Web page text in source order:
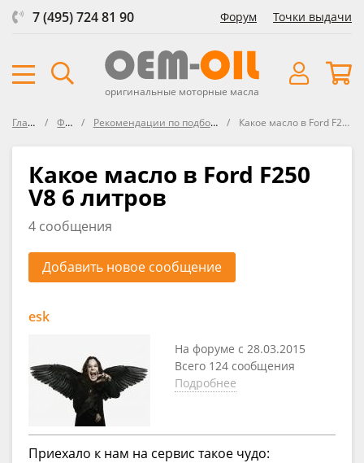
7 (495) 724 81 90 Форум Точки выдачи
оригинальные моторные масла
Главная Форум Рекомендации по подбору масла в FORD Какое масло в Ford F250 V8 6 литров
Какое масло в Ford F250
V8 6 литров
4 сообщения
Добавить новое сообщение
esk
На форуме с 28.03.2015
Всего 124 сообщения
Подробнее
Приехало к нам на сервис такое чудо: